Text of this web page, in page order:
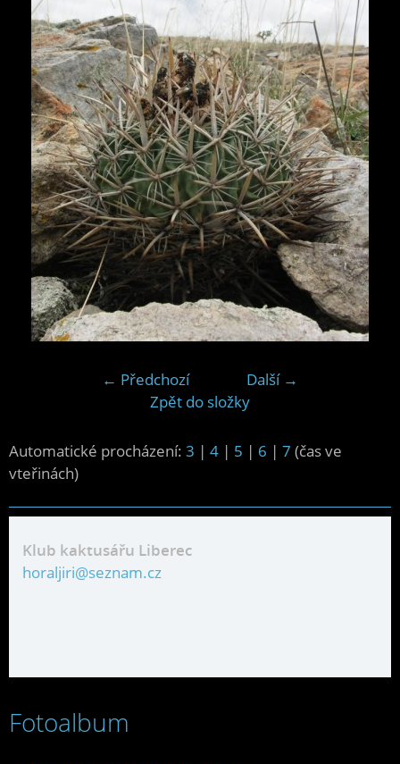
← Předchozí
Další →
Zpět do složky
Automatické procházení: 3 | 4 | 5 | 6 | 7 (čas ve
vteřinách)
Klub kaktusářu Liberec
horaljiri@seznam.cz
Fotoalbum